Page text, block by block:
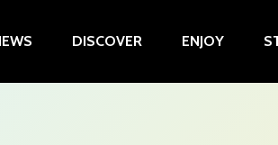
DISCOVER ENJOY